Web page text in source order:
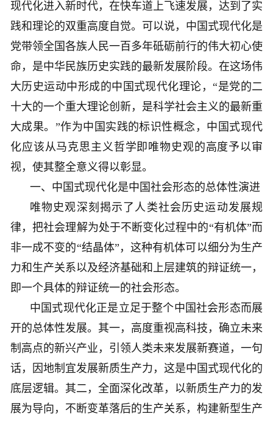
现代化进入新时代，在快车道上飞速发展，达到了实
践和理论的双重高度自觉。可以说，中国式现代化是
党带领全国各族人民一百多年砥砺前行的伟大初心使
命，是中华民族历史实践的最新发展阶段。在这场伟
大历史运动中形成的中国式现代化理论，“是党的二
十大的一个重大理论创新，是科学社会主义的最新重
大成果。”作为中国实践的标识性概念，中国式现代
化应该从马克思主义哲学即唯物史观的高度予以审
视，使其整全意义得以彰显。
一、中国式现代化是中国社会形态的总体性演进
唯物史观深刻揭示了人类社会历史运动发展规
律，把社会理解为处于不断变化过程中的“有机体”而
非一成不变的“结晶体”，这种有机体可以细分为生产
力和生产关系以及经济基础和上层建筑的辩证统一，
即一个具体的辩证统一的社会形态。
中国式现代化正是立足于整个中国社会形态而展
开的总体性发展。其一，高度重视高科技，确立未来
制高点的新兴产业，引领人类未来发展新赛道，一句
话，因地制宜发展新质生产力，这是中国式现代化的
底层逻辑。其二，全面深化改革，以新质生产力的发
展为导向，不断变革落后的生产关系，构建新型生产